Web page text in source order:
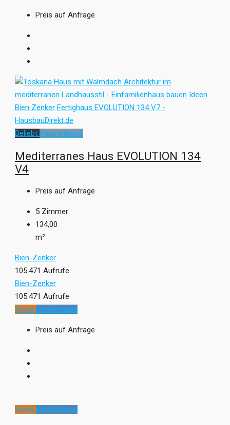
Preis auf Anfrage
Beliebt Hausentwurf
Mediterranes Haus EVOLUTION 134
V4
Preis auf Anfrage
5 Zimmer
134,00
m²
Bien-Zenker
105.471 Aufrufe
Bien-Zenker
105.471 Aufrufe
Trend Kundenhaus
Preis auf Anfrage
Trend Kundenhaus